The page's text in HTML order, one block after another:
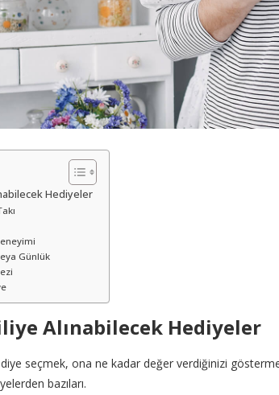
Hediyeler
Günlük
Alınabilecek Hediyeler
seçmek, ona ne kadar değer verdiğinizi
bazıları.